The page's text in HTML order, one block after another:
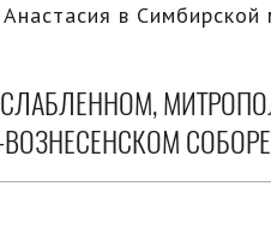
в Симбирской
СОБОРЕ